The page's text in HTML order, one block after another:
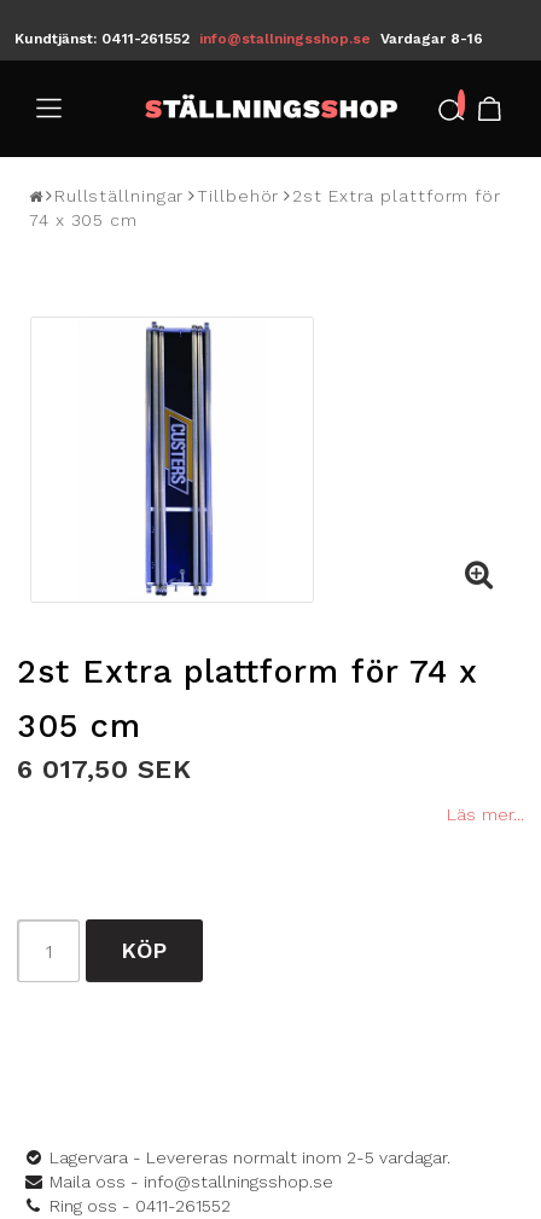
Kundtjänst: 0411-261552 info@stallningsshop.se Vardagar 8-16
/
Rullställningar Tillbehör
2st Extra plattform för
74 x 305 cm
2st Extra plattform för 74 x
305 cm
6 017,50 SEK
Läs mer...
KÖP
Lagervara - Levereras normalt inom 2-5 vardagar.
Maila oss - info@stallningsshop.se
Ring oss - 0411-261552